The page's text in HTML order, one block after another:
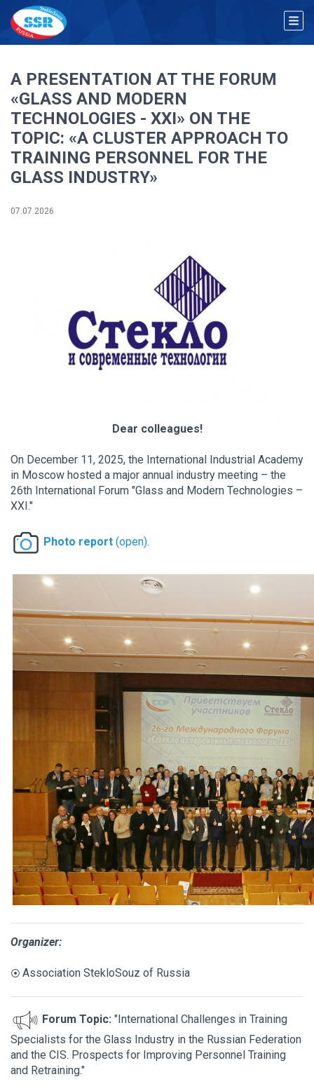
A PRESENTATION AT THE FORUM
«GLASS AND MODERN
TECHNOLOGIES - XXI» ON THE
TOPIC: «A CLUSTER APPROACH TO
TRAINING PERSONNEL FOR THE
GLASS INDUSTRY»
07.07.2026
Dear colleagues!
On December 11, 2025, the International Industrial Academy
in Moscow hosted a major annual industry meeting – the
26th International Forum "Glass and Modern Technologies –
XXI."
Photo report (open).
Organizer:
⦿ Association StekloSouz of Russia
Forum Topic: "International Challenges in Training
Specialists for the Glass Industry in the Russian Federation
and the CIS. Prospects for Improving Personnel Training
and Retraining."